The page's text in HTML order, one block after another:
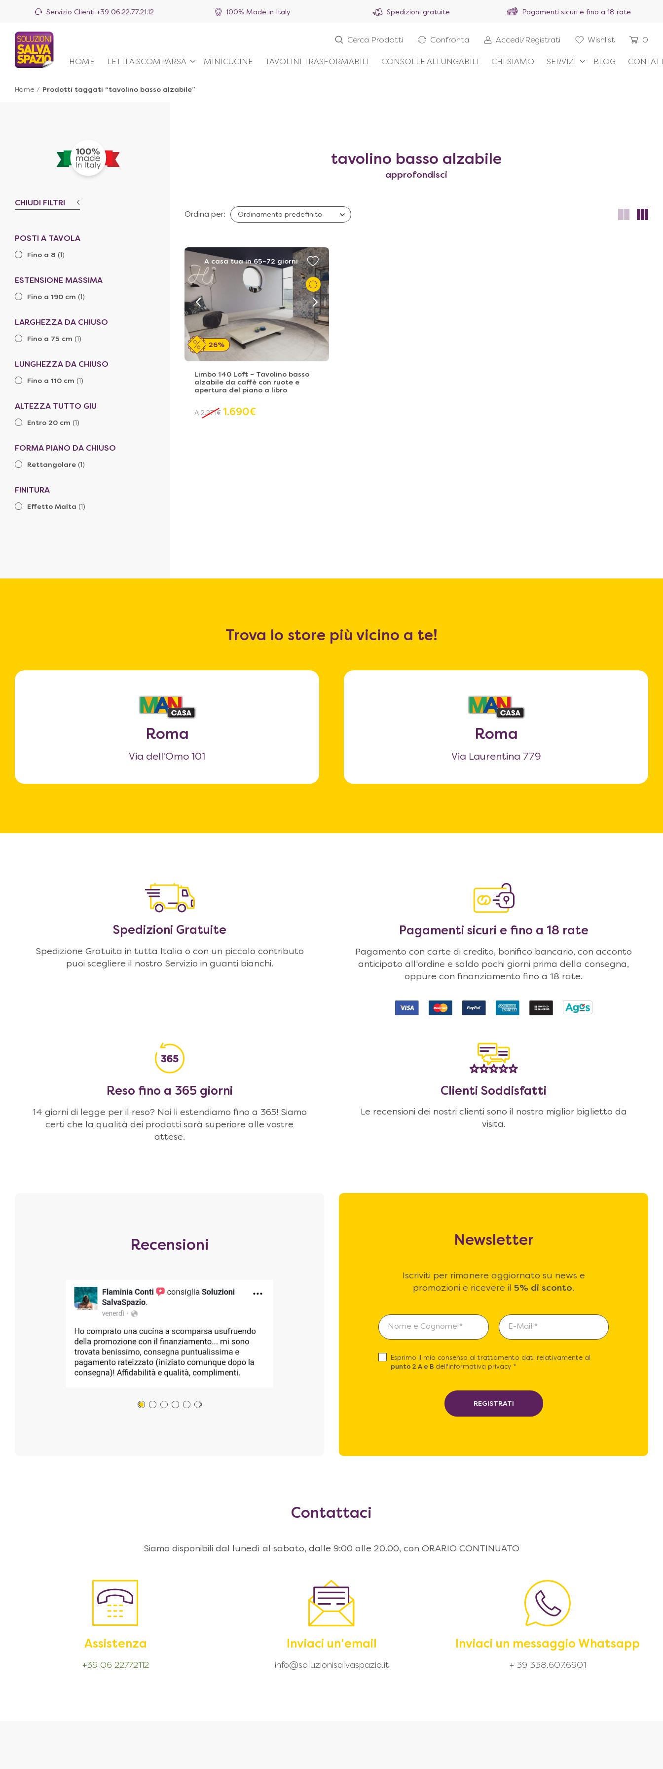
Servizio Clienti +39 06.22.77.21.12 100% Made in Italy Spedizioni gratuite Pagamenti sicuri e fino a 18 rate
HOME LETTI A SCOMPARSA MINICUCINE TAVOLINI TRASFORMABILI CONSOLLE ALLUNGABILI CHI SIAMO SERVIZI BLOG
Cerca Prodotti Confronta Accedi/Registrati Wishlist 0
Home / Prodotti taggati “tavolino basso alzabile”
CHIUDI FILTRI
POSTI A TAVOLA
Fino a 8 (1)
ESTENSIONE MASSIMA
Fino a 190 cm (1)
LARGHEZZA DA CHIUSO
Fino a 75 cm (1)
LUNGHEZZA DA CHIUSO
Fino a 110 cm (1)
ALTEZZA TUTTO GIU
Entro 20 cm (1)
FORMA PIANO DA CHIUSO
Rettangolare (1)
FINITURA
Effetto Malta (1)
tavolino basso alzabile
approfondisci
Ordina per:
A casa tua in 65~72 giorni
26%
Limbo 140 Loft – Tavolino basso
alzabile da caffè con ruote e
apertura del piano a libro
A 2.271€ 1.690€
Trova lo store più vicino a te!
Roma
Via dell'Omo 101
Roma
Via Laurentina 779
Spedizioni Gratuite
Spedizione Gratuita in tutta Italia o con un piccolo contributo
puoi scegliere il nostro Servizio in guanti bianchi.
Pagamenti sicuri e fino a 18 rate
Pagamento con carte di credito, bonifico bancario, con acconto
anticipato all'ordine e saldo pochi giorni prima della consegna,
oppure con finanziamento fino a 18 rate.
Reso fino a 365 giorni
14 giorni di legge per il reso? Noi li estendiamo fino a 365! Siamo
certi che la qualità dei prodotti sarà superiore alle vostre
attese.
Clienti Soddisfatti
Le recensioni dei nostri clienti sono il nostro miglior biglietto da
visita.
Recensioni Newsletter
Iscriviti per rimanere aggiornato su news e
promozioni e ricevere il 5% di sconto.
Esprimo il mio consenso al trattamento dati relativamente al
punto 2 A e B dell'informativa privacy *
REGISTRATI
Contattaci
Siamo disponibili dal lunedì al sabato, dalle 9:00 alle 20.00, con ORARIO CONTINUATO
Assistenza
+39 06 22772112
Inviaci un'email
info@soluzionisalvaspazio.it
Inviaci un messaggio Whatsapp
+ 39 338.607.6901